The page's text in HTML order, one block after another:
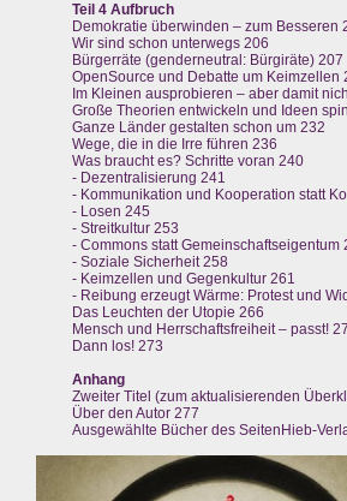
Teil 4 Aufbruch
Demokratie überwinden – zum Besseren
Wir sind schon unterwegs 206
Bürgerräte (genderneutral: Bürgiräte) 207
OpenSource und Debatte um Keimzellen
Im Kleinen ausprobieren – aber damit
Große Theorien entwickeln und Ideen
Ganze Länder gestalten schon um 232
Wege, die in die Irre führen 236
Was braucht es? Schritte voran 240
- Dezentralisierung 241
- Kommunikation und Kooperation statt
- Losen 245
- Streitkultur 253
- Commons statt Gemeinschaftseigentum
- Soziale Sicherheit 258
- Keimzellen und Gegenkultur 261
- Reibung erzeugt Wärme: Protest und
Das Leuchten der Utopie 266
Mensch und Herrschaftsfreiheit – passt!
Dann los! 273
Anhang
Zweiter Titel (zum aktualisierenden
Über den Autor 277
Ausgewählte Bücher des SeitenHieb-